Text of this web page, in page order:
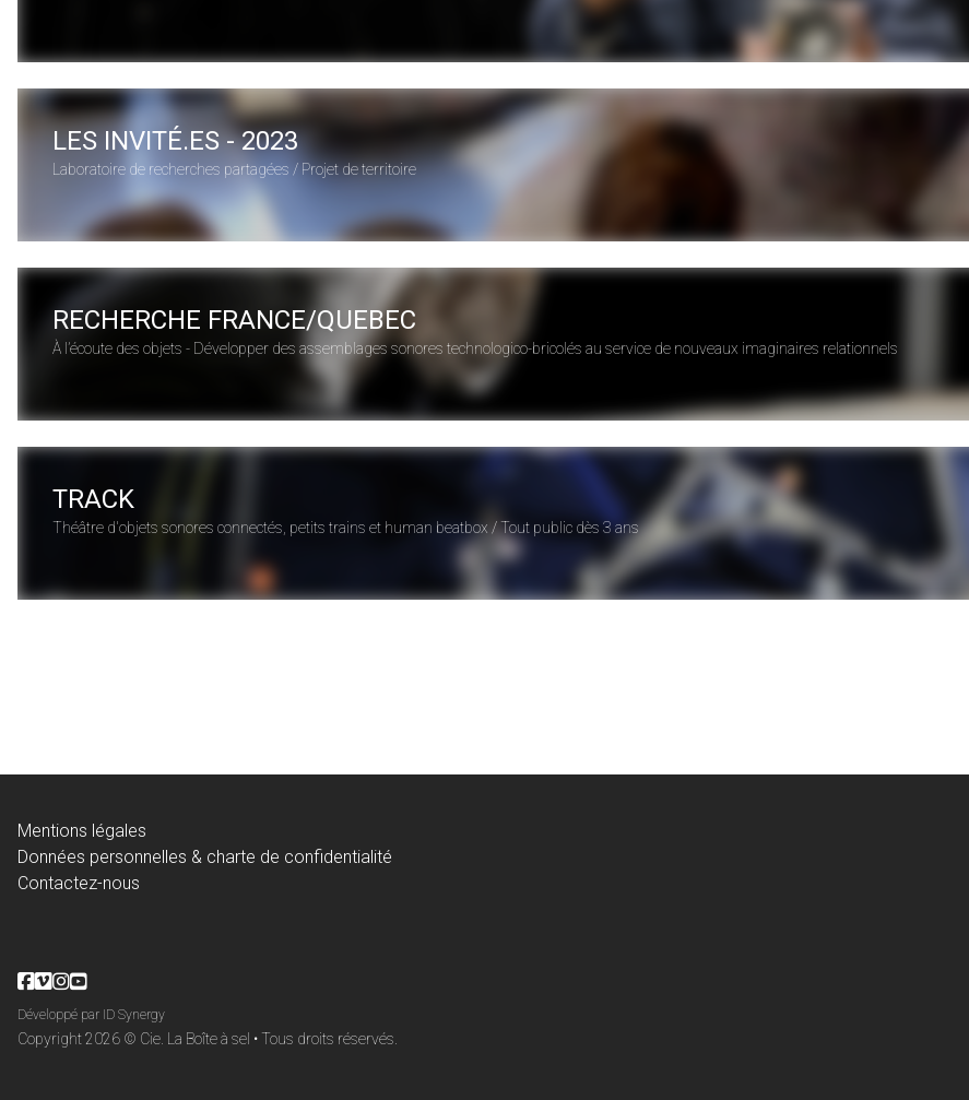
LES INVITÉ.ES - 2023
Laboratoire de recherches partagées / Projet de territoire
RECHERCHE FRANCE/QUEBEC
À l’écoute des objets - Développer des assemblages sonores technologico-bricolés au service de nouveaux imaginaires relationnels
TRACK
Théâtre d'objets sonores connectés, petits trains et human beatbox / Tout public dès 3 ans
Mentions légales
Données personnelles & charte de confidentialité
Contactez-nous
Développé par ID Synergy
Copyright 2026 © Cie. La Boîte à sel • Tous droits réservés.